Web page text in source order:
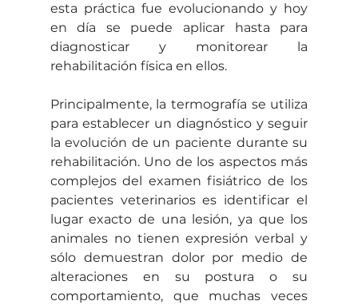
esta práctica fue evolucionando y hoy
en día se puede aplicar hasta para
diagnosticar y monitorear la
rehabilitación física en ellos.
Principalmente, la termografía se utiliza
para establecer un diagnóstico y seguir
la evolución de un paciente durante su
rehabilitación. Uno de los aspectos más
complejos del examen fisiátrico de los
pacientes veterinarios es identificar el
lugar exacto de una lesión, ya que los
animales no tienen expresión verbal y
sólo demuestran dolor por medio de
alteraciones en su postura o su
comportamiento, que muchas veces